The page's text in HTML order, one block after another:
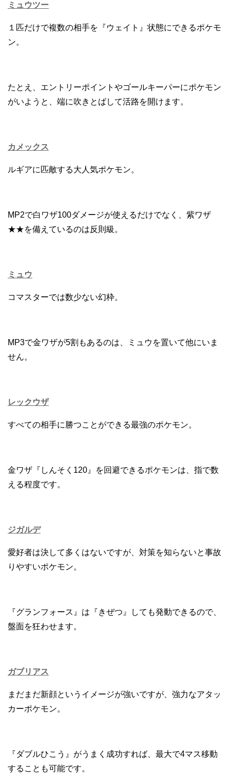
ミュウツー
１匹だけで複数の相手を『ウェイト』状態にできるポケモ
ン。
たとえ、エントリーポイントやゴールキーパーにポケモン
がいようと、端に吹きとばして活路を開けます。
カメックス
ルギアに匹敵する大人気ポケモン。
MP2で白ワザ100ダメージが使えるだけでなく、紫ワザ
★★を備えているのは反則級。
ミュウ
コマスターでは数少ない幻枠。
MP3で金ワザが5割もあるのは、ミュウを置いて他にいま
せん。
レックウザ
すべての相手に勝つことができる最強のポケモン。
金ワザ『しんそく120』を回避できるポケモンは、指で数
える程度です。
ジガルデ
愛好者は決して多くはないですが、対策を知らないと事故
りやすいポケモン。
『グランフォース』は『きぜつ』しても発動できるので、
盤面を狂わせます。
ガブリアス
まだまだ新顔というイメージが強いですが、強力なアタッ
カーポケモン。
『ダブルひこう』がうまく成功すれば、最大で4マス移動
することも可能です。